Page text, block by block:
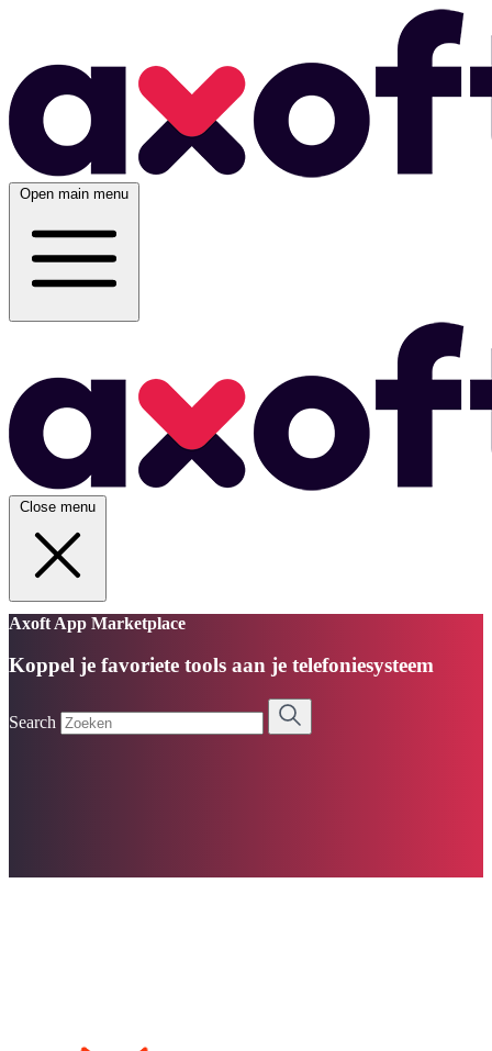
Open main menu
Close menu
Axoft App Marketplace
Koppel je favoriete tools aan je telefoniesysteem
Search